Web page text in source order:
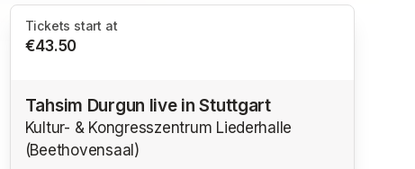
Tickets start at
€43.50
Tahsim Durgun live in Stuttgart
Kultur- & Kongresszentrum Liederhalle
(Beethovensaal)